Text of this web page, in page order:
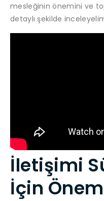
mesleğinin önemini ve
detaylı şekilde
İletişimi
İçin